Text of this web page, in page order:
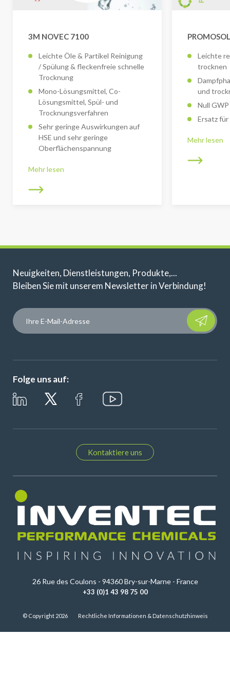
3M NOVEC 7100
Leichte Öle & Partikel Reinigung
/ Spülung & fleckenfreie schnelle
Trocknung
Mono-Lösungsmittel, Co-
Lösungsmittel, Spül- und
Trocknungsverfahren
Sehr geringe Auswirkungen auf
HSE und sehr geringe
Oberflächenspannung
Mehr lesen
Leichte
trocknen
und
Null
Ersatz
Mehr lesen
Neuigkeiten, Dienstleistungen, Produkte,...
Bleiben Sie mit unserem Newsletter in Verbindung!
Please
Folge uns auf:
Kontaktiere uns
26 Rue des Coulons - 94360 Bry-sur-Marne - France
+33 (0)1 43 98 75 00
© Copyright 2026 Rechtliche Informationen & Datenschutzhinweis